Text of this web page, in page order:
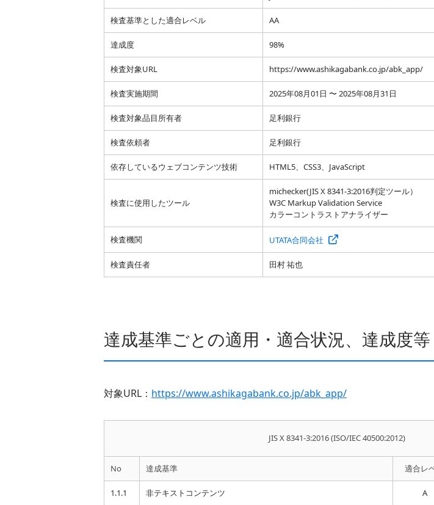
検査基準とした適合レベル AA
達成度 98%
検査対象URL https://www.ashikagabank.co.jp/abk_app/
検査実施期間 2025年08月01日 〜 2025年08月31日
検査対象品目所有者 足利銀行
検査依頼者 足利銀行
依存しているウェブコンテンツ技術 HTML5、CSS3、JavaScript
検査に使用したツール
michecker(JIS X 8341-3:2016判定ツール）
W3C Markup Validation Service
カラーコントラストアナライザー
検査機関 UTATA合同会社
検査責任者 田村 祐也
達成基準ごとの適用・適合状況、達成度等
対象URL： https://www.ashikagabank.co.jp/abk_app/
JIS X 8341-3:2016 (ISO/IEC 40500:2012)
No 達成基準 適合レ
1.1.1 非テキストコンテンツ A